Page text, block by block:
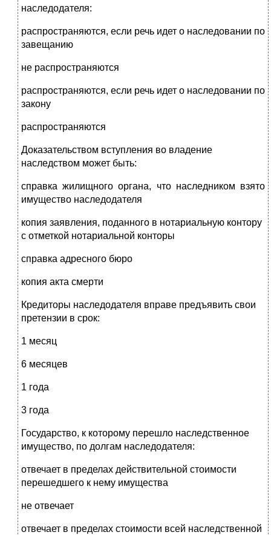
наследодателя:
распространяются, если речь идет о наследовании по
завещанию
не распространяются
распространяются, если речь идет о наследовании по
закону
распространяются
Доказательством вступления во владение
наследством может быть:
справка жилищного органа, что наследником взято
имущество наследодателя
копия заявления, поданного в нотариальную контору
с отметкой нотариальной конторы
справка адресного бюро
копия акта смерти
Кредиторы наследодателя вправе предъявить свои
претензии в срок:
1 месяц
6 месяцев
1 года
3 года
Государство, к которому перешло наследственное
имущество, по долгам наследодателя:
отвечает в пределах действительной стоимости
перешедшего к нему имущества
не отвечает
отвечает в пределах стоимости всей наследственной